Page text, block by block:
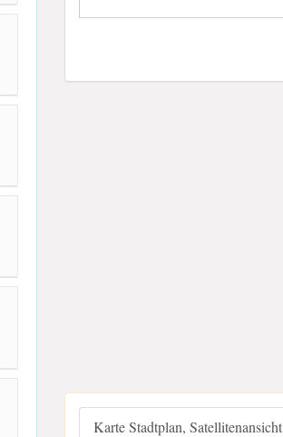
Karte Stadtplan, Satellitenansicht